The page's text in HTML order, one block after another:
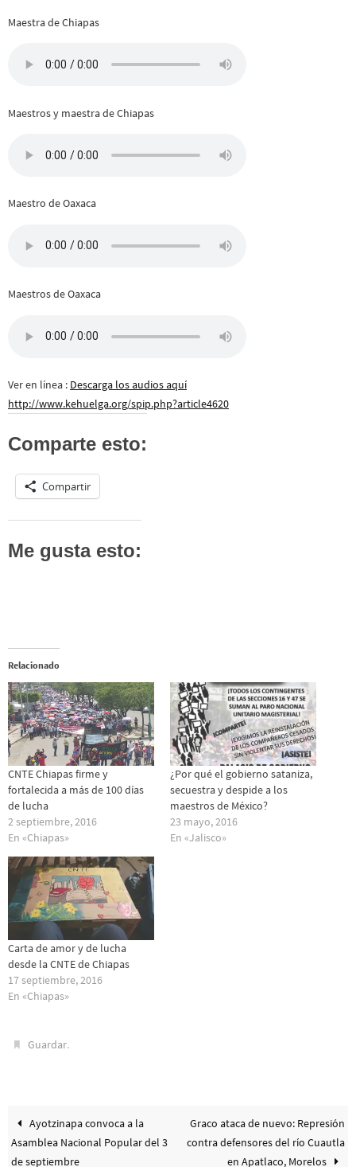
Maestra de Chiapas
Maestros y maestra de Chiapas
Maestro de Oaxaca
Maestros de Oaxaca
Ver en línea : Descarga los audios aquí
http://www.kehuelga.org/spip.php?article4620
Comparte esto:
Compartir
Me gusta esto:
Relacionado
CNTE Chiapas firme y
fortalecida a más de 100 días
de lucha
2 septiembre, 2016
En «Chiapas»
¿Por qué el gobierno sataniza,
secuestra y despide a los
maestros de México?
23 mayo, 2016
En «Jalisco»
Carta de amor y de lucha
desde la CNTE de Chiapas
17 septiembre, 2016
En «Chiapas»
Guardar.
Ayotzinapa convoca a la
Asamblea Nacional Popular del 3
de septiembre
Graco ataca de nuevo: Represión
contra defensores del río Cuautla
en Apatlaco, Morelos